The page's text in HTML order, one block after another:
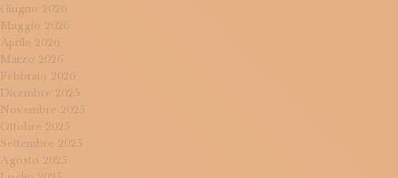
Giugno 2026
Maggio 2026
Aprile 2026
Marzo 2026
Febbraio 2026
Dicembre 2025
Novembre 2025
Ottobre 2025
Settembre 2025
Agosto 2025